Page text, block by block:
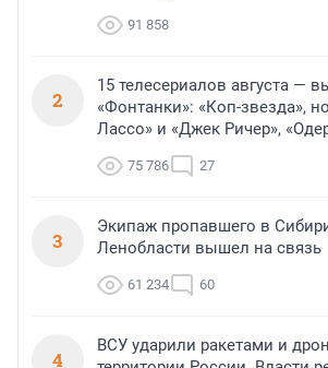
91 858
2
15 телесериалов августа —
«Фонтанки»: «Коп-звезда»,
Лассо» и «Джек Ричер»,
75 786 27
3
Экипаж пропавшего в
Ленобласти вышел на связь
61 234 60
4
ВСУ ударили ракетами и